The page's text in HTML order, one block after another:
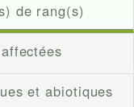
de rang(s)
et abiotiques